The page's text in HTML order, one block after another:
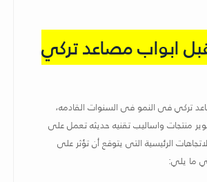
ابواب مصاعد تركي
تركي فى النمو فى السنوات القادمه،
منتجات واساليب تقنيه حديثه تعمل على
الرئيسية التى يتوقع أن تؤثر على
ما يلي: